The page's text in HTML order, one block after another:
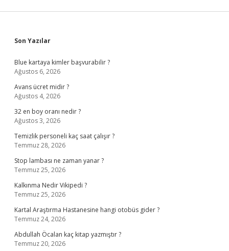
Sidebar
Son Yazılar
Blue kartaya kimler başvurabilir ?
Ağustos 6, 2026
Avans ücret midir ?
Ağustos 4, 2026
32 en boy oranı nedir ?
Ağustos 3, 2026
Temizlik personeli kaç saat çalışır ?
Temmuz 28, 2026
Stop lambası ne zaman yanar ?
Temmuz 25, 2026
Kalkınma Nedir Vikipedi ?
Temmuz 25, 2026
Kartal Araştırma Hastanesine hangi otobüs gider ?
Temmuz 24, 2026
Abdullah Öcalan kaç kitap yazmıştır ?
Temmuz 20, 2026